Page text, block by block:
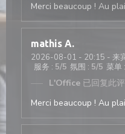
Merci beaucoup ! Au
mathis A
2026-08-01 - 20:15 - 来
服务 : 5/5 氛围 : 5/5 菜单 :
L'Office 已回复此
Merci beaucoup ! Au